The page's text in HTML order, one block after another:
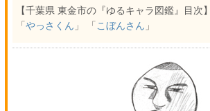
【千葉県 東金市の『ゆるキャラ図鑑』目次】
「 やっさくん 」 「 こぼんさん 」